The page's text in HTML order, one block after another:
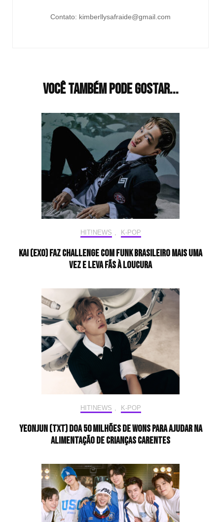
Contato: kimberllysafraide@gmail.com
Você também pode gostar...
HIT!NEWS , K-POP
KAI (EXO) faz challenge com funk brasileiro mais uma
vez e leva fãs à loucura
HIT!NEWS , K-POP
YEONJUN (TXT) doa 50 milhões de wons para ajudar na
alimentação de crianças carentes